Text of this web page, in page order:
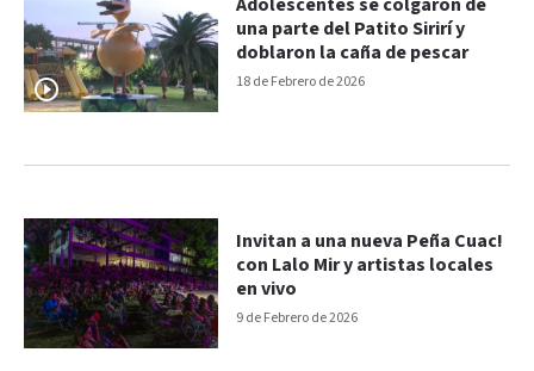
18 de Febrero de 2026
Adolescentes se colgaron de
una parte del Patito Sirirí y
doblaron la caña de pescar
9 de Febrero de 2026
Invitan a una nueva Peña Cuac!
con Lalo Mir y artistas locales
en vivo